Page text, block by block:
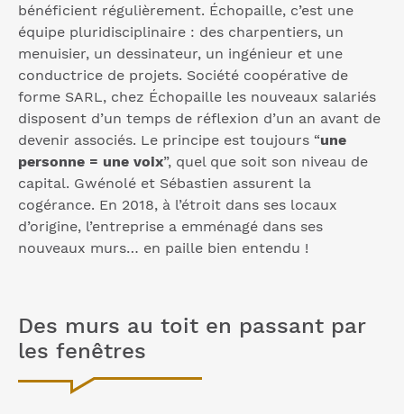
bénéficient régulièrement. Échopaille, c’est une
équipe pluridisciplinaire : des charpentiers, un
menuisier, un dessinateur, un ingénieur et une
conductrice de projets. Société coopérative de
forme SARL, chez Échopaille les nouveaux salariés
disposent d’un temps de réflexion d’un an avant de
devenir associés. Le principe est toujours “une
personne = une voix”, quel que soit son niveau de
capital. Gwénolé et Sébastien assurent la
cogérance. En 2018, à l’étroit dans ses locaux
d’origine, l’entreprise a emménagé dans ses
nouveaux murs… en paille bien entendu !
Des murs au toit en passant par
les fenêtres